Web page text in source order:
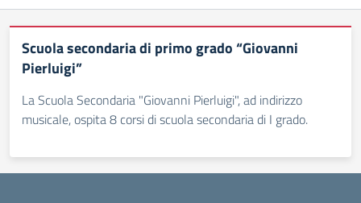
Scuola secondaria di primo grado “Giovanni
Pierluigi”
La Scuola Secondaria "Giovanni Pierluigi", ad indirizzo
musicale, ospita 8 corsi di scuola secondaria di I grado.